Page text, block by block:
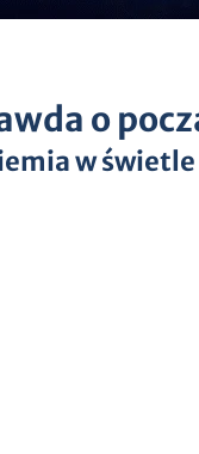
o
w